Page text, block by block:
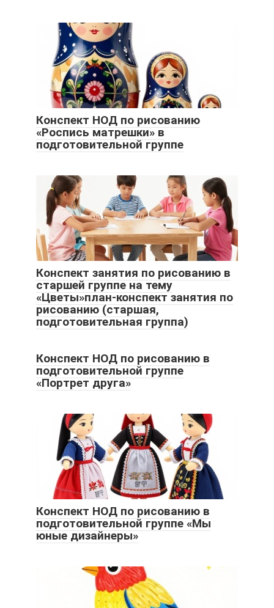
Конспект НОД по рисованию
«Роспись матрешки» в
подготовительной группе
Конспект занятия по рисованию в
старшей группе на тему
«Цветы»план-конспект занятия по
рисованию (старшая,
подготовительная группа)
Конспект НОД по рисованию в
подготовительной группе
«Портрет друга»
Конспект НОД по рисованию в
подготовительной группе «Мы
юные дизайнеры»